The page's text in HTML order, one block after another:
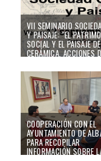
VII SEMINARIO
Y PAISAJE: "EL
SOCIAL Y EL PAISAJE
CERÁMICA. ACCIONES
02/09/25
Cooperación con el
COOPERACIÓN CON EL
AYUNTAMIENTO DE
PARA RECOPILAR
INFORMACIÓN SOBRE